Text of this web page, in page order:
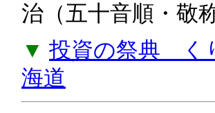
治（五十音順・敬
▼ 投資の祭典 く
海道